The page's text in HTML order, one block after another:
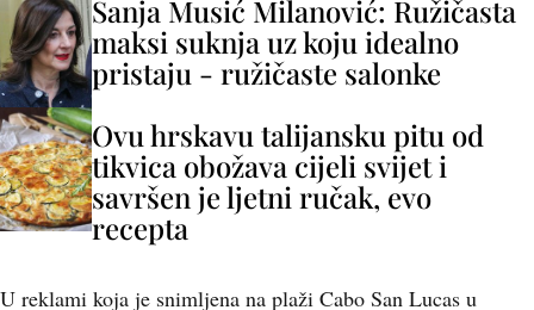
Sanja Musić Milanović: Ružičasta
maksi suknja uz koju idealno
pristaju - ružičaste salonke
Ovu hrskavu talijansku pitu od
tikvica obožava cijeli svijet i
savršen je ljetni ručak, evo
recepta
U reklami koja je snimljena na plaži Cabo San Lucas u